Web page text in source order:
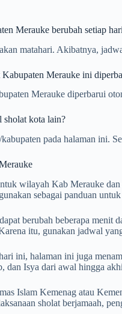
Merauke berubah setiap
matahari. Akibatnya,
Merauke ini
Merauke diperbarui
sholat kota lain?
pada halaman ini.
wilayah Kab Merauke dan
sebagai panduan
berubah beberapa menit
itu, gunakan jadwal
ini, halaman ini juga
dan Isya dari awal hingga
Islam Kemenag atau
sholat berjamaah,